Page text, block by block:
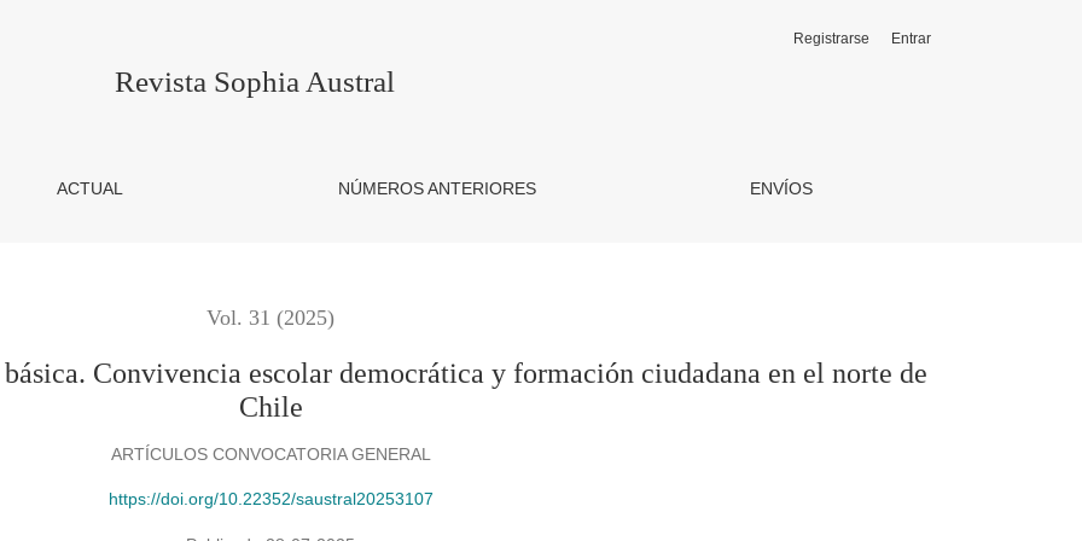
escolar democrática y formación ciudadana en el norte de Chile
Revista Sophia Austral
ACTUAL NÚMEROS ANTERIORES ENVÍOS
Registrarse Entrar
Vol. 31 (2025)
Convivencia escolar democrática y formación ciudadana en el norte de
Chile
ARTÍCULOS CONVOCATORIA GENERAL
https://doi.org/10.22352/saustral20253107